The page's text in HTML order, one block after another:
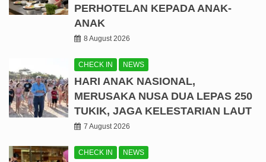
PERHOTELAN KEPADA ANAK-
ANAK
8 August 2026
CHECK IN NEWS
HARI ANAK NASIONAL,
MERUSAKA NUSA DUA LEPAS 250
TUKIK, JAGA KELESTARIAN LAUT
7 August 2026
CHECK IN NEWS